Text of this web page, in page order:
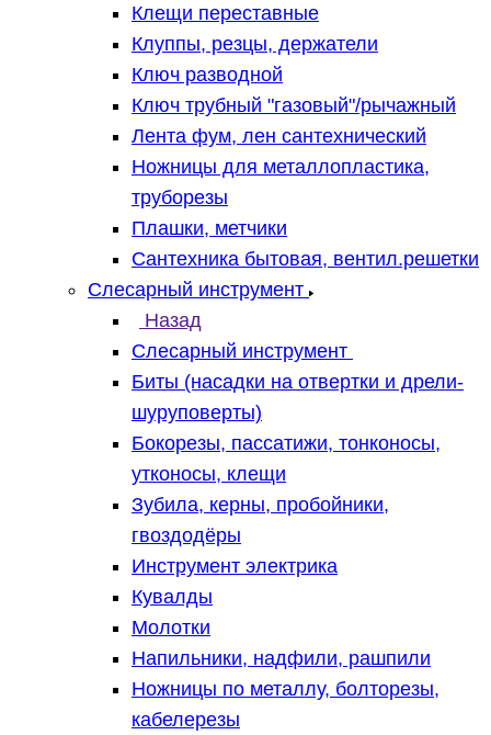
Клещи переставные
Клуппы, резцы, держатели
Ключ разводной
Ключ трубный "газовый"/рычажный
Лента фум, лен сантехнический
Ножницы для металлопластика,
труборезы
Плашки, метчики
Сантехника бытовая, вентил.решетки
Слесарный инструмент
Назад
Слесарный инструмент
Биты (насадки на отвертки и дрели-
шуруповерты)
Бокорезы, пассатижи, тонконосы,
утконосы, клещи
Зубила, керны, пробойники,
гвоздодёры
Инструмент электрика
Кувалды
Молотки
Напильники, надфили, рашпили
Ножницы по металлу, болторезы,
кабелерезы